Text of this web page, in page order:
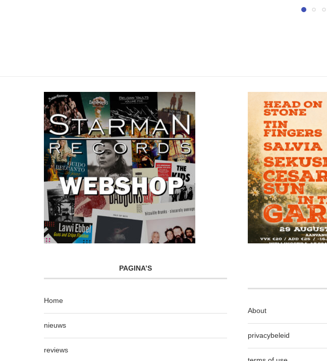
PAGINA’S
Home
nieuws
reviews
About
privacybeleid